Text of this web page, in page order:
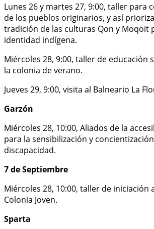
Lunes 26 y martes 27, 9:00, taller para
de los pueblos originarios, y así
tradición de las culturas Qon y Moqoit
identidad indígena.
Miércoles 28, 9:00, taller de educación
la colonia de verano.
Jueves 29, 9:00, visita al Balneario La
Garzón
Miércoles 28, 10:00, Aliados de la
para la sensibilización y
discapacidad.
7 de Septiembre
Miércoles 28, 10:00, taller de iniciación
Colonia Joven.
Sparta